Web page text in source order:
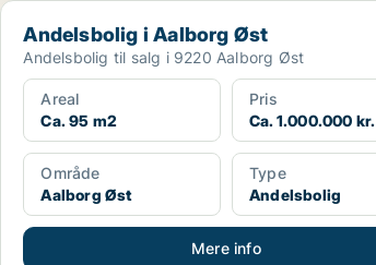
Andelsbolig i Aalborg Øst
Andelsbolig i Aalborg Øst
Andelsbolig til salg i 9220 Aalborg Øst
Areal
Ca. 95 m2
Pris
Ca. 1.000.000 kr.
Område
Aalborg Øst
Type
Andelsbolig
Mere info